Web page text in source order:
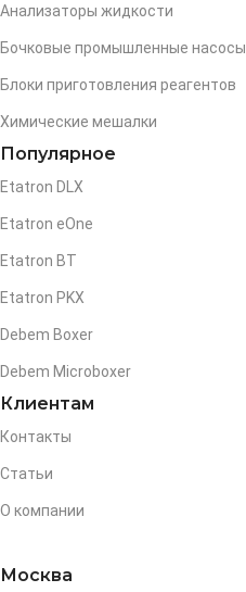
Анализаторы жидкости
Бочковые промышленные насосы
Блоки приготовления реагентов
Химические мешалки
Популярное
Etatron DLX
Etatron eOne
Etatron BT
Etatron PKX
Debem Boxer
Debem Microboxer
Клиентам
Контакты
Статьи
О компании
Москва